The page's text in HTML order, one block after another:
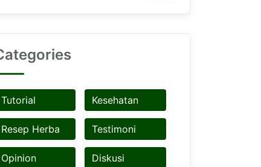
Tutorial Kesehatan
Resep Herba Testimoni
Opinion Diskusi